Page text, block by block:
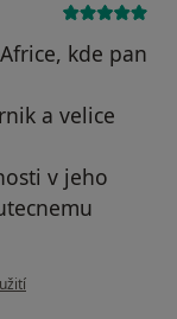
kde pan
a velice
v jeho
uživatele Váš účet byl